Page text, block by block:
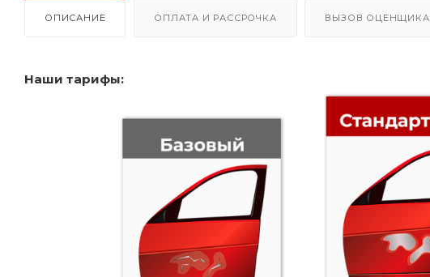
ОПИСАНИЕ ОПЛАТА И РАССРОЧКА ВЫЗОВ ОЦЕНЩИКА
Наши тарифы: